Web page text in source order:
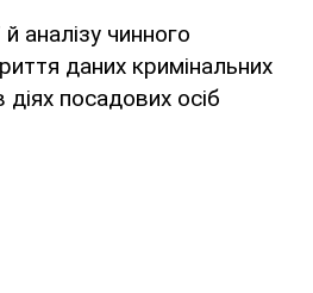
аналізу чинного
даних кримінальних
посадових осіб